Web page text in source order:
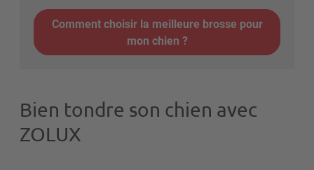
Comment choisir la meilleure brosse pour
mon chien ?
Bien tondre son chien avec
ZOLUX